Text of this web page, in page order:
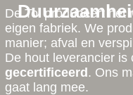
De Tol produceert het
eigen fabriek. We
manier; afval en
De hout leverancier is
gecertificeerd . Ons
gaat lang mee.